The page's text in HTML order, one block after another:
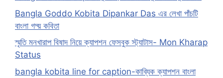
Bangla Goddo Kobita Dipankar Das এর লেখা পাঁচটি
বাংলা গদ্য় কবিতা
স্মৃতি মনখারাপ বিষাদ নিয়ে ক্যাপশন ফেসবুক স্ট্যাটাস- Mon Kharap
Status
bangla kobita line for caption-কাব্যিক ক্যাপশন বাংলা